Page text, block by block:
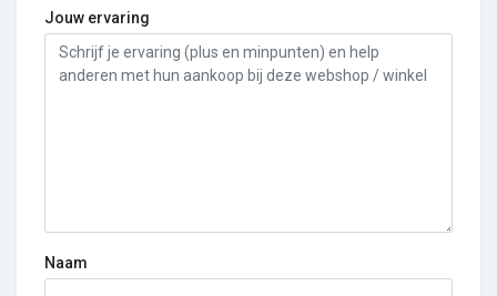
Jouw ervaring
Naam